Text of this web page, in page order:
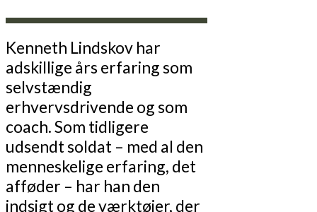
Kenneth Lindskov har
adskillige års erfaring som
selvstændig
erhvervsdrivende og som
coach. Som tidligere
udsendt soldat – med al den
menneskelige erfaring, det
afføder – har han den
indsigt og de værktøjer, der